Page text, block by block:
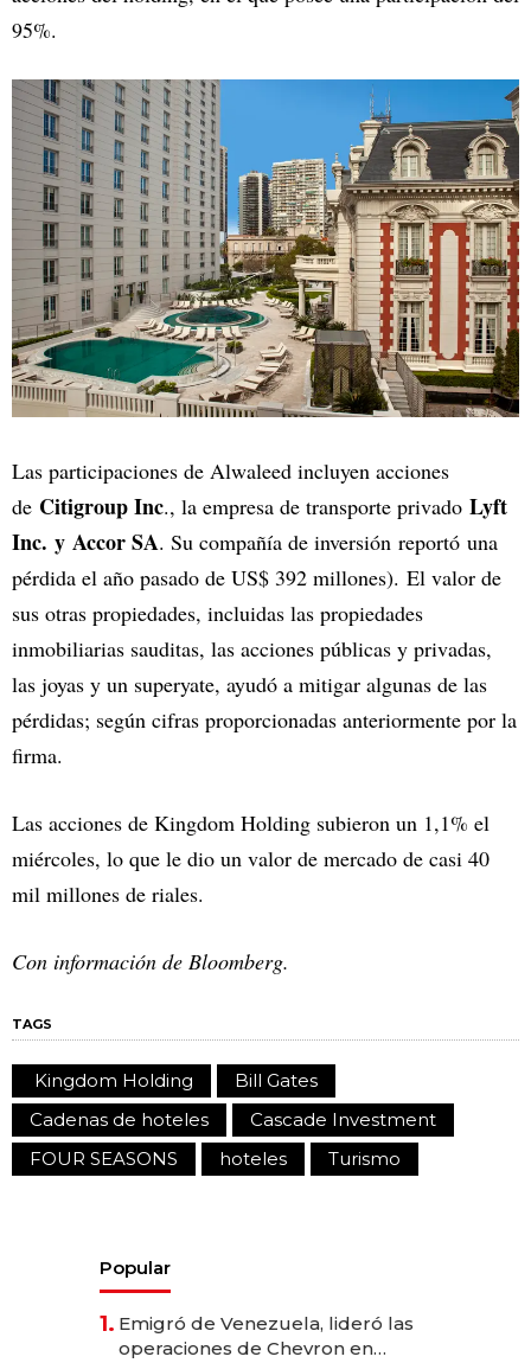
95%.
Las participaciones de Alwaleed incluyen acciones
de Citigroup Inc., la empresa de transporte privado Lyft
Inc. y Accor SA. Su compañía de inversión reportó una
pérdida el año pasado de US$ 392 millones). El valor de
sus otras propiedades, incluidas las propiedades
inmobiliarias sauditas, las acciones públicas y privadas,
las joyas y un superyate, ayudó a mitigar algunas de las
pérdidas; según cifras proporcionadas anteriormente por la
firma.
Las acciones de Kingdom Holding subieron un 1,1% el
miércoles, lo que le dio un valor de mercado de casi 40
mil millones de riales.
Con información de Bloomberg.
TAGS
Kingdom Holding
Bill Gates
Cadenas de hoteles
Cascade Investment
FOUR SEASONS
hoteles Turismo
Popular
1. Emigró de Venezuela, lideró las
operaciones de Chevron en